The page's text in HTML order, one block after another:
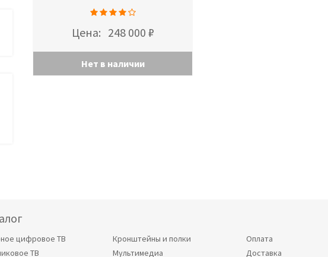
Цена: 248 000 ₽
Нет в наличии
цифровое ТВ
ТВ
Кронштейны и полки
Мультимедиа
Оплата
Доставка